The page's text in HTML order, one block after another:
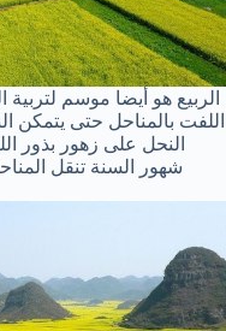
الربيع هو أيضا موسم
اللفت بالمناحل حتى يتمكن
النحل على زهور بذور
شهور السنة تنقل